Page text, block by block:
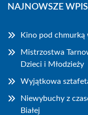
NAJNOWSZE
Kino pod chmurką
Mistrzostwa
Dzieci i Młodzieży
Wyjątkowa
Niewybuchy z
Białej